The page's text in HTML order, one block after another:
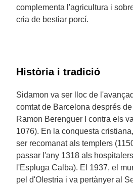
complementa l'agricultura i
cria de bestiar porcí.
Història i tradició
Sidamon va ser lloc de
comtat de Barcelona després
Ramon Berenguer I contra els
1076). En la conquesta
ser recomanat als templers
passar l'any 1318 als
l'Espluga Calba). El 1937, el
pel d'Olestria i va pertànyer al